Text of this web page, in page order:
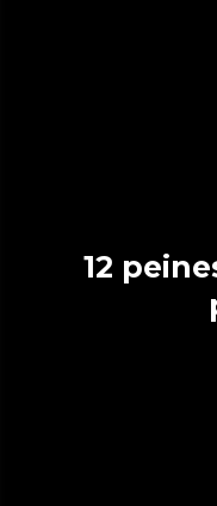
12 peines para un corte